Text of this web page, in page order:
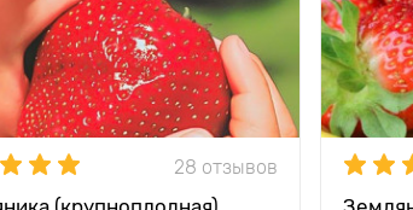
28 отзывов